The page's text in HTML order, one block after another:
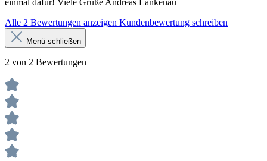
Alle 2 Bewertungen anzeigen Kundenbewertung schreiben
Menü schließen
2 von 2 Bewertungen